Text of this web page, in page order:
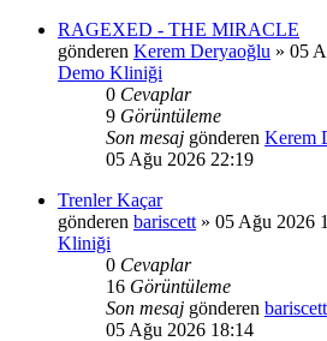
RAGEXED - THE MIRACLE
gönderen Kerem Deryaoğlu » 05
Demo Kliniği
0 Cevaplar
9 Görüntüleme
Son mesaj gönderen Kerem
05 Ağu 2026 22:19
Trenler Kaçar
gönderen bariscett » 05 Ağu 2026
Kliniği
0 Cevaplar
16 Görüntüleme
Son mesaj gönderen bariscett
05 Ağu 2026 18:14